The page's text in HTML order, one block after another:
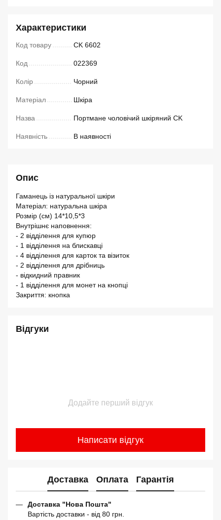
Характеристики
Код товару CK 6602
Код 022369
Колір Чорний
Матеріал Шкіра
Назва Портмане чоловічий шкіряний CK
Наявність В наявності
Опис
Гаманець із натуральної шкіри
Матеріал: натуральна шкіра
Розмір (см) 14*10,5*3
Внутрішнє наповнення:
- 2 відділення для купюр
- 1 відділення на блискавці
- 4 відділення для карток та візиток
- 2 відділення для дрібниць
- відкидний правник
- 1 відділення для монет на кнопці
Закриття: кнопка
Відгуки
Додайте перший відгук
Написати відгук
Доставка Оплата Гарантія
Доставка "Нова Пошта"
Вартість доставки - від 80 грн.